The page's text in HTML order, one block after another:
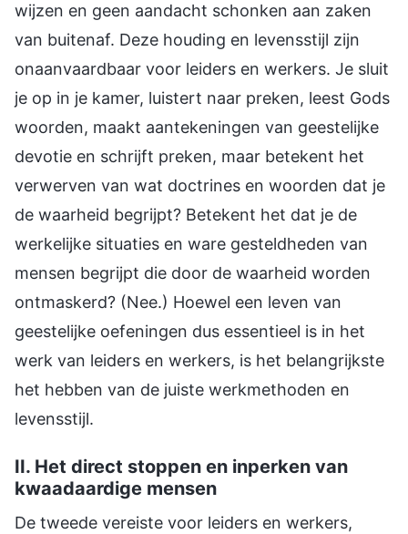
wijzen en geen aandacht schonken aan zaken
van buitenaf. Deze houding en levensstijl zijn
onaanvaardbaar voor leiders en werkers. Je sluit
je op in je kamer, luistert naar preken, leest Gods
woorden, maakt aantekeningen van geestelijke
devotie en schrijft preken, maar betekent het
verwerven van wat doctrines en woorden dat je
de waarheid begrijpt? Betekent het dat je de
werkelijke situaties en ware gesteldheden van
mensen begrijpt die door de waarheid worden
ontmaskerd? (Nee.) Hoewel een leven van
geestelijke oefeningen dus essentieel is in het
werk van leiders en werkers, is het belangrijkste
het hebben van de juiste werkmethoden en
levensstijl.
II. Het direct stoppen en inperken van
kwaadaardige mensen
De tweede vereiste voor leiders en werkers,